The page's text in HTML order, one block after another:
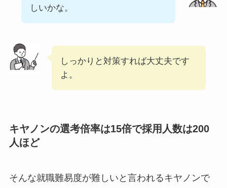
しいかな。
しっかりと対策すれば大丈夫です
よ。
キヤノンの選考倍率は15倍で採用人数は200
人ほど
そんな就職難易度が難しいと言われるキヤノンで